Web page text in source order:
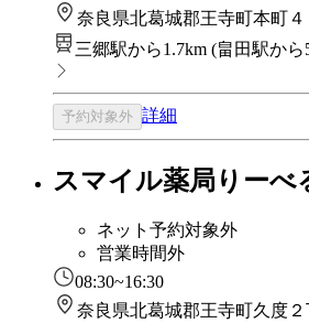
奈良県北葛城郡王寺町本町４
三郷駅から1.7km (畠田駅から
予約対象外 詳細
スマイル薬局りーべ
ネット予約対象外
営業時間外
08:30~16:30
奈良県北葛城郡王寺町久度